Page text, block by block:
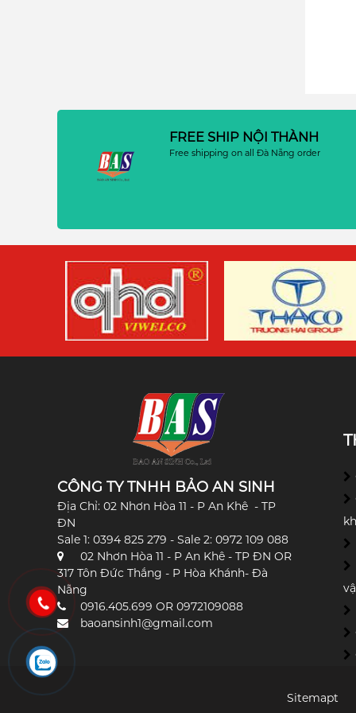
FREE SHIP NỘI THÀNH
Free shipping on all Đà Nẵng order
CÔNG TY TNHH BẢO AN SINH
Địa Chỉ: 02 Nhơn Hòa 11 - P An Khê - TP
ĐN
Sale 1: 0394 825 279 - Sale 2: 0972 109 088
02 Nhơn Hòa 11 - P An Khê - TP ĐN OR
317 Tôn Đức Thắng - P Hòa Khánh- Đà
Nẵng
0916.405.699 OR 0972109088
baoansinh1@gmail.com
Sitemapt